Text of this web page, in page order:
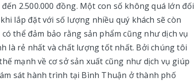
2.500.000 đồng. Một con số không quá lớn đối
lắp đặt với số lượng nhiều quý khách sẽ còn
thể đảm bảo rằng sản phẩm cũng như dịch vụ
là rẻ nhất và chất lượng tốt nhất. Bởi chúng tôi
mạnh về cơ sở sản xuất cũng như dịch vụ giúp
sát hành trình tại Bình Thuận ở thành phố